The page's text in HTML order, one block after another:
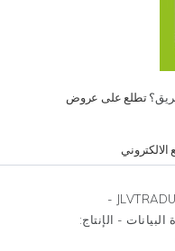
تطلع على عروض
الالكتروني
JLVTRADUCTIONS © 2017- 2022 -
- الإنتاج: